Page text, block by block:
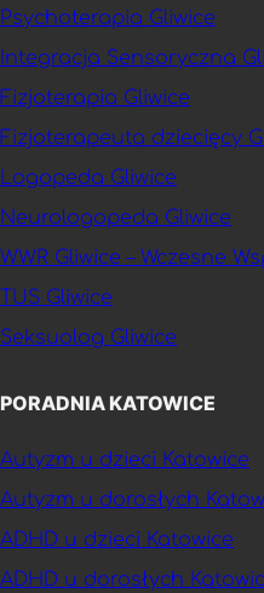
Psychoterapia Gliwice
Integracja Sensoryczna
Fizjoterapia Gliwice
Fizjoterapeuta dziecięcy
Logopeda Gliwice
Neurologopeda Gliwice
WWR Gliwice – Wczesne
TUS Gliwice
Seksuolog Gliwice
PORADNIA KATOWICE
Autyzm u dzieci Katowice
Autyzm u dorosłych
ADHD u dzieci Katowice
ADHD u dorosłych